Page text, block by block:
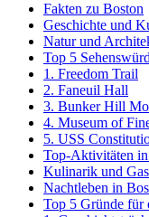
Fakten zu Boston
Geschichte und
Natur und
Top 5
1. Freedom Trail
2. Faneuil Hall
3. Bunker Hill
4. Museum of
5. USS
Top-Aktivitäten
Kulinarik und
Nachtleben in
Top 5 Gründe für